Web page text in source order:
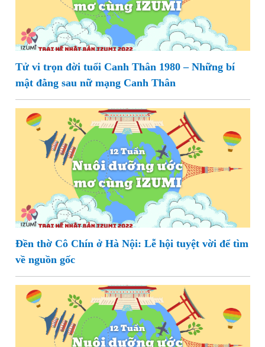
Tử vi trọn đời tuổi Canh Thân 1980 – Những bí
mật đằng sau nữ mạng Canh Thân
Đền thờ Cô Chín ở Hà Nội: Lễ hội tuyệt vời để tìm
về nguồn gốc